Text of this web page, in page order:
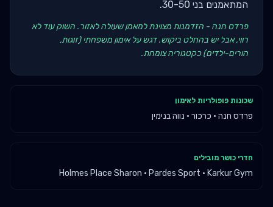
המתאמנים בני 30-50.
פרדס חנה - הזדמנות מצוינת למאמן שעולה לאזור. השוק עוד לא
רווי, אבל יש בהחלט ביקוש. דגש על אימון משפחתי (זוגות,
הורים-ילדים) כקטגוריה צומחת.
שכונות פופולריות לאימון
פרדס חנה · כרכור · נווה בנימין
חדרי כושר מובילים
Holmes Place Sharon · Pardes Sport · Karkur Gym